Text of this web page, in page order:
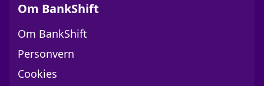
Om BankShift
Om BankShift
Personvern
Cookies